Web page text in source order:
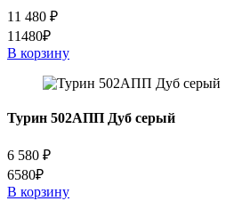
11 480 ₽
11480₽
В корзину
Турин 502АПП Дуб серый
6 580 ₽
6580₽
В корзину